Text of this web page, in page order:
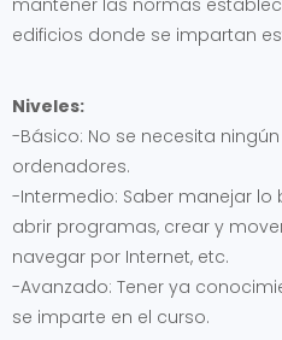
mantener las normas
edificios donde se impartan
Niveles:
-Básico: No se necesita
ordenadores.
-Intermedio: Saber manejar lo
abrir programas, crear y
navegar por Internet, etc.
-Avanzado: Tener ya
se imparte en el curso.